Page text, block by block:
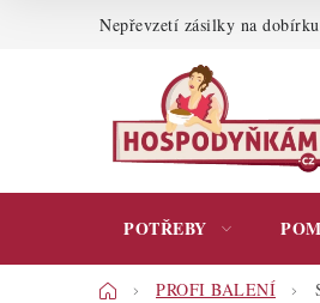
Nepřevzetí zásilky na dobírku
POTŘEBY
DomůPROFI BALENÍ